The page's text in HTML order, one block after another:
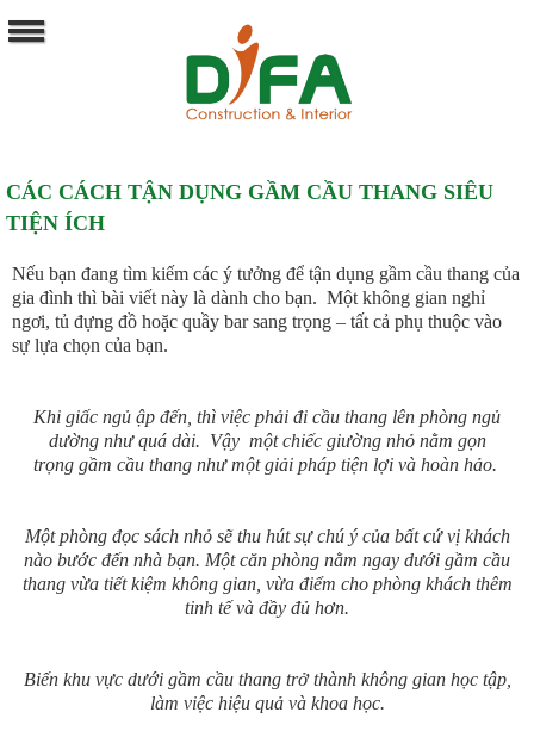
CÁC CÁCH TẬN DỤNG GẦM CẦU THANG SIÊU
TIỆN ÍCH
Nếu bạn đang tìm kiếm các ý tưởng để tận dụng gầm cầu thang của
gia đình thì bài viết này là dành cho bạn. Một không gian nghỉ
ngơi, tủ đựng đồ hoặc quầy bar sang trọng – tất cả phụ thuộc vào
sự lựa chọn của bạn.
Khi giấc ngủ ập đến, thì việc phải đi cầu thang lên phòng ngủ
dường như quá dài. Vậy một chiếc giường nhỏ nằm gọn
trọng gầm cầu thang như một giải pháp tiện lợi và hoàn hảo.
Một phòng đọc sách nhỏ sẽ thu hút sự chú ý của bất cứ vị khách
nào bước đến nhà bạn. Một căn phòng nằm ngay dưới gầm cầu
thang vừa tiết kiệm không gian, vừa điểm cho phòng khách thêm
tinh tế và đầy đủ hơn.
Biến khu vực dưới gầm cầu thang trở thành không gian học tập,
làm việc hiệu quả và khoa học.